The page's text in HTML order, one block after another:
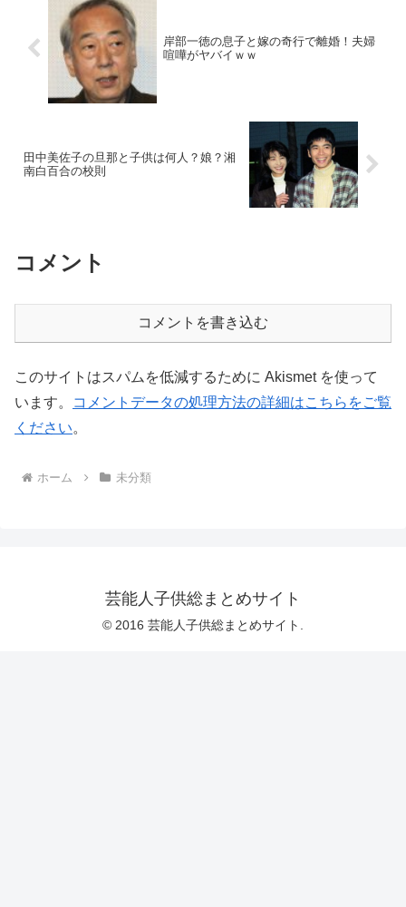
岸部一徳の息子と嫁の奇行で離婚！夫婦
喧嘩がヤバイｗｗ
田中美佐子の旦那と子供は何人？娘？湘
南白百合の校則
コメント
コメントを書き込む
このサイトはスパムを低減するために Akismet を使って
います。
コメントデータの処理方法の詳細はこちらをご覧
ください。
ホーム 未分類
芸能人子供総まとめサイト
© 2016 芸能人子供総まとめサイト.